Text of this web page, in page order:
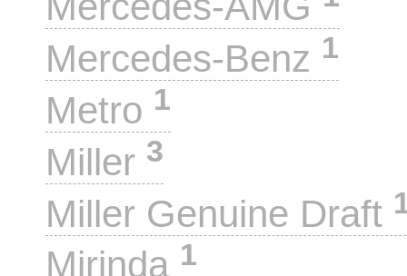
Mercedes-Benz 1
Metro 1
Miller 3
Miller Genuine Draft
Mirinda 1